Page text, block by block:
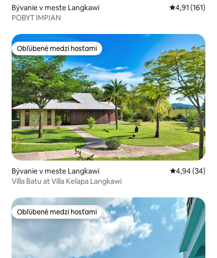
Bývanie v meste Langkawi Priemerné
4,91 (161)
POBYT IMPIAN
Obľúbené medzi hosťami
Obľúbené medzi hosťami
Bývanie v meste Langkawi Priemerné
4,94 (34)
Villa Batu at Villa Kelapa Langkawi
Obľúbené medzi hosťami
Obľúbené medzi hosťami